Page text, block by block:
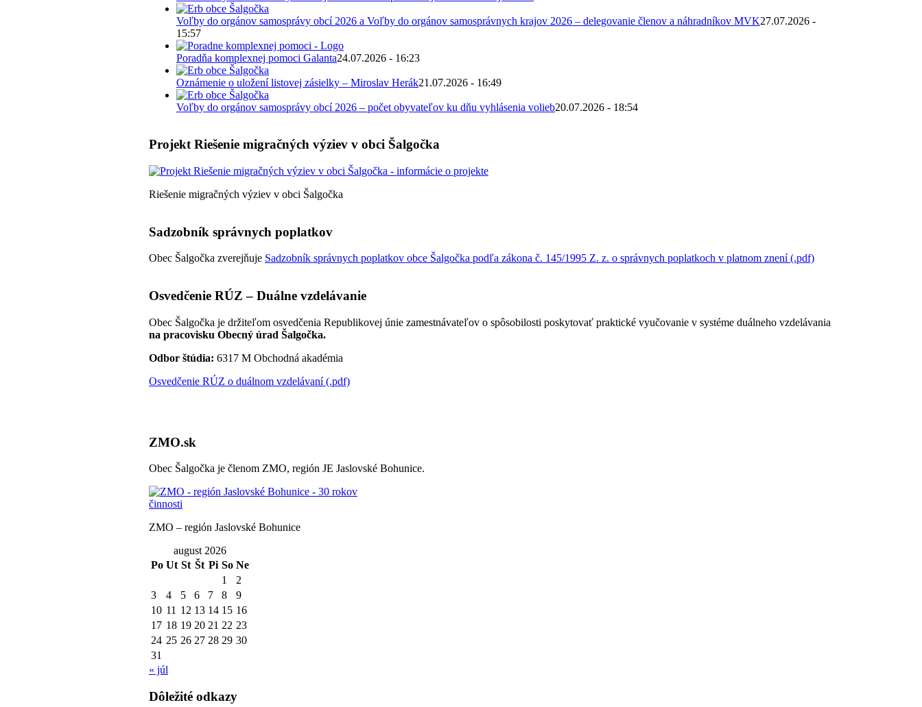
Voľby do orgánov samosprávy obcí 2026 a Voľby do orgánov samosprávnych krajov 2026 – delegovanie členov a náhradníkov MVK27.07.2026 -
15:57
Poradňa komplexnej pomoci Galanta24.07.2026 - 16:23
Oznámenie o uložení listovej zásielky – Miroslav Herák21.07.2026 - 16:49
Voľby do orgánov samosprávy obcí 2026 – počet obyvateľov ku dňu vyhlásenia volieb20.07.2026 - 18:54
Projekt Riešenie migračných výziev v obci Šalgočka
Riešenie migračných výziev v obci Šalgočka
Sadzobník správnych poplatkov
Obec Šalgočka zverejňuje Sadzobník správnych poplatkov obce Šalgočka podľa zákona č. 145/1995 Z. z. o správnych poplatkoch v platnom znení (.pdf)
Osvedčenie RÚZ – Duálne vzdelávanie
Obec Šalgočka je držiteľom osvedčenia Republikovej únie zamestnávateľov o spôsobilosti poskytovať praktické vyučovanie v systéme duálneho vzdelávania
na pracovisku Obecný úrad Šalgočka.
Odbor štúdia: 6317 M Obchodná akadémia
Osvedčenie RÚZ o duálnom vzdelávaní (.pdf)
ZMO.sk
Obec Šalgočka je členom ZMO, región JE Jaslovské Bohunice.
ZMO – región Jaslovské Bohunice
august 2026
Po Ut St Št Pi So Ne
1
2
3
4 5 6 7 8
9
10 11 12 13 14 15 16
17 18 19 20 21 22 23
24 25 26 27 28 29 30
31
« júl
Dôležité odkazy